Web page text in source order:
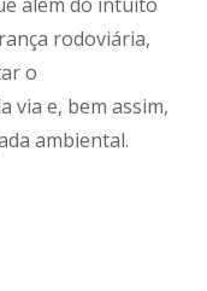
rodoviária,
o
via e, bem assim,
ambiental.